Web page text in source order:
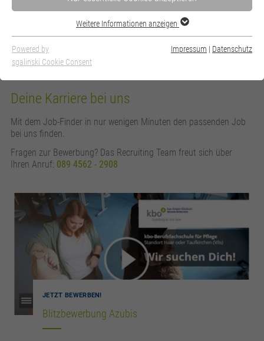
Deine Karriere bei uns
Mit dem Job-Finder in nur wenigen Minuten den passenden Job
bei uns finden.
Fragen zur Bewerbung? Das Recruiting Team freut sich über
Ihren Anruf: 089 4562 - 2908
JETZT BEWERBEN!
Blitzbewerbung Azubis
Weitere Informationen anzeigen
Powered by
sgalinski Cookie Consent
Impressum | Datenschutz